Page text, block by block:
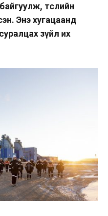
төслийн
Энэ хугацаанд
зүйл их